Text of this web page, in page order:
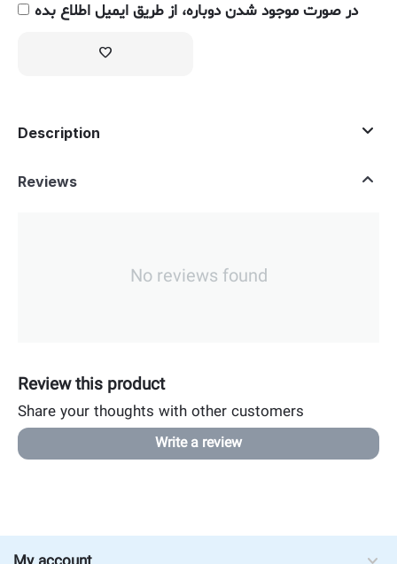
در صورت موجود شدن دوباره، از طریق ایمیل اطلاع بده
Description
Reviews
No reviews found
Review this product
Share your thoughts with other customers
Write a review